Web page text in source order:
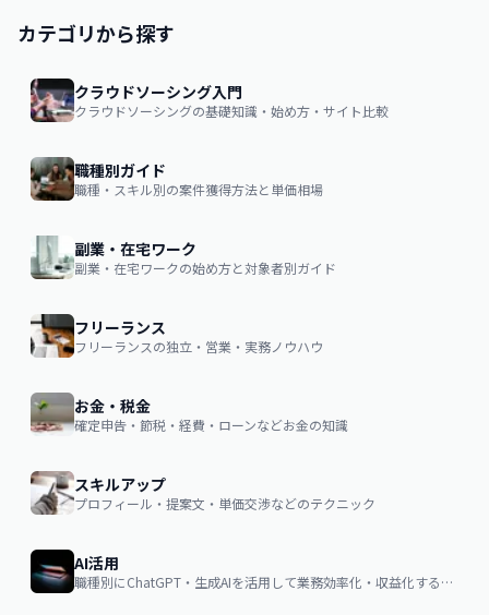
カテゴリから探す
クラウドソーシング入門
クラウドソーシングの基礎知識・始め方・サイト比較
職種別ガイド
職種・スキル別の案件獲得方法と単価相場
副業・在宅ワーク
副業・在宅ワークの始め方と対象者別ガイド
フリーランス
フリーランスの独立・営業・実務ノウハウ
お金・税金
確定申告・節税・経費・ローンなどお金の知識
スキルアップ
プロフィール・提案文・単価交渉などのテクニック
AI活用
職種別にChatGPT・生成AIを活用して業務効率化・収益化するノウハウ